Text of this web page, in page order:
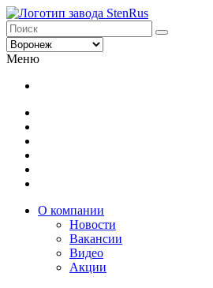
Меню
О компании
Новости
Вакансии
Видео
Акции